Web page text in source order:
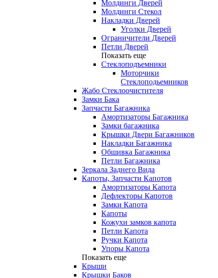
Молдинги Дверей
Молдинги Стекол
Накладки Дверей
Уголки Дверей
Ограничители Дверей
Петли Дверей
Показать еще
Стеклоподъемники
Моторчики
Стеклоподьемников
Жабо Стеклоочистителя
Замки Бака
Запчасти Багажника
Амортизаторы Багажника
Замки багажника
Крышки Двери Багажников
Накладки Багажника
Обшивка Багажника
Петли Багажника
Зеркала Заднего Вида
Капоты, Запчасти Капотов
Амортизаторы Капота
Дефлекторы Капотов
Замки Капота
Капоты
Кожухи замков капота
Петли Капота
Ручки Капота
Упоры Капота
Показать еще
Крыши
Крышки Баков